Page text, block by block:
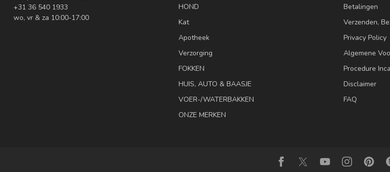
+31 36 540 1933
wo, vr & za 10:00-17:00
HOND
Kat
Apotheek
Verzorging
FOKKEN
HUIS, AUTO & BAASJE
VOER-/WATERBAKKEN
ONZE MERKEN
Betalingen
Verzenden,
Privacy Policy
Algemene
Procedure
Disclaimer
FAQ